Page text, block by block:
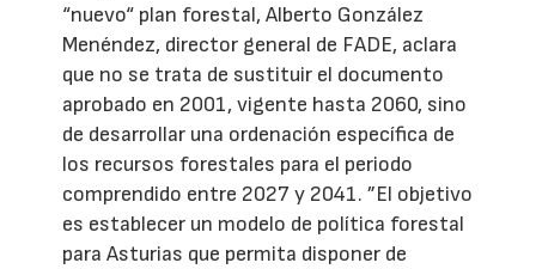
“nuevo“ plan forestal, Alberto González
Menéndez, director general de FADE, aclara
que no se trata de sustituir el documento
aprobado en 2001, vigente hasta 2060, sino
de desarrollar una ordenación específica de
los recursos forestales para el periodo
comprendido entre 2027 y 2041. ”El objetivo
es establecer un modelo de política forestal
para Asturias que permita disponer de